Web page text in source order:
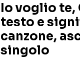
Io voglio te,
testo e
canzone,
singolo